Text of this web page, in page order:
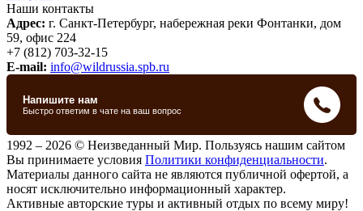
Наши контакты
Адрес: г. Санкт-Петербург, набережная реки Фонтанки, дом
59, офис 224
+7 (812) 703-32-15
E-mail: info@wildrussia.spb.ru
1992 – 2026 © Неизведанный Мир. Пользуясь нашим сайтом
Вы принимаете условия Политики конфиденциальности.
Материалы данного сайта не являются публичной офертой, а
носят исключительно информационный характер.
Активные авторские туры и активный отдых по всему миру!